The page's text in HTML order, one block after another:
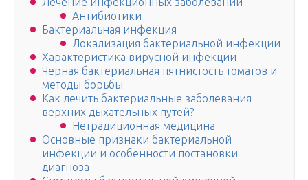
Антибиотики
Бактериальная инфекция
Локализация бактериальной инфекции
Характеристика вирусной инфекции
Черная бактериальная пятнистость томатов и
методы борьбы
Как лечить бактериальные заболевания
верхних дыхательных путей?
Нетрадиционная медицина
Основные признаки бактериальной
инфекции и особенности постановки
диагноза